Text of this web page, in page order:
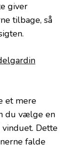
giver
tilbage, så
et mere
du vælge en
Dette
falde